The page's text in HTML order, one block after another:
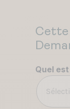
Cette
Quel